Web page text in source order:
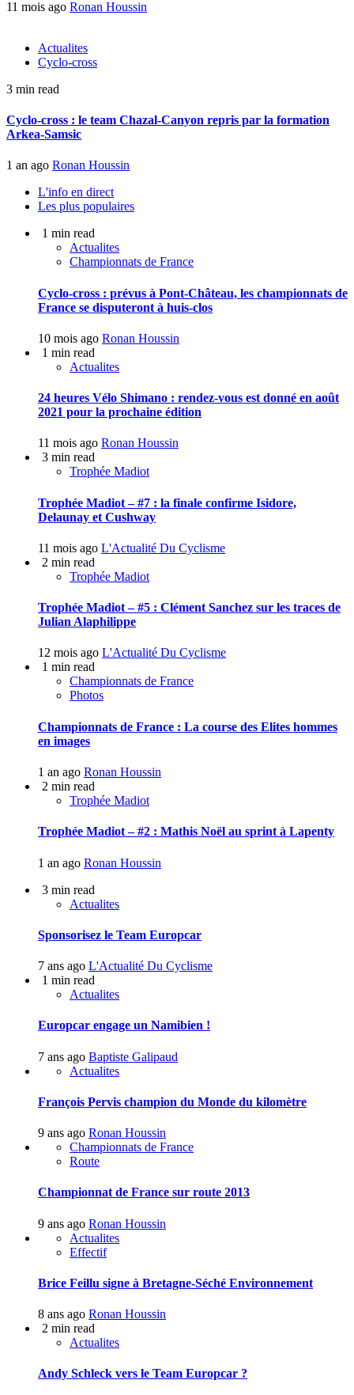
11 mois ago Ronan Houssin
Actualites
Cyclo-cross
3 min read
Cyclo-cross : le team Chazal-Canyon repris par la formation
Arkea-Samsic
1 an ago Ronan Houssin
L'info en direct
Les plus populaires
1 min read
Actualites
Championnats de France
Cyclo-cross : prévus à Pont-Château, les championnats de
France se disputeront à huis-clos
10 mois ago Ronan Houssin
1 min read
Actualites
24 heures Vélo Shimano : rendez-vous est donné en août
2021 pour la prochaine édition
11 mois ago Ronan Houssin
3 min read
Trophée Madiot
Trophée Madiot – #7 : la finale confirme Isidore,
Delaunay et Cushway
11 mois ago L'Actualité Du Cyclisme
2 min read
Trophée Madiot
Trophée Madiot – #5 : Clément Sanchez sur les traces de
Julian Alaphilippe
12 mois ago L'Actualité Du Cyclisme
1 min read
Championnats de France
Photos
Championnats de France : La course des Elites hommes
en images
1 an ago Ronan Houssin
2 min read
Trophée Madiot
Trophée Madiot – #2 : Mathis Noël au sprint à Lapenty
1 an ago Ronan Houssin
3 min read
Actualites
Sponsorisez le Team Europcar
7 ans ago L'Actualité Du Cyclisme
1 min read
Actualites
Europcar engage un Namibien !
7 ans ago Baptiste Galipaud
Actualites
François Pervis champion du Monde du kilomètre
9 ans ago Ronan Houssin
Championnats de France
Route
Championnat de France sur route 2013
9 ans ago Ronan Houssin
Actualites
Effectif
Brice Feillu signe à Bretagne-Séché Environnement
8 ans ago Ronan Houssin
2 min read
Actualites
Andy Schleck vers le Team Europcar ?